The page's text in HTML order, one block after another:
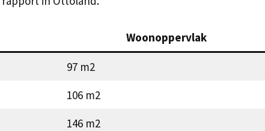
Woonoppervlak
97 m2
106 m2
146 m2